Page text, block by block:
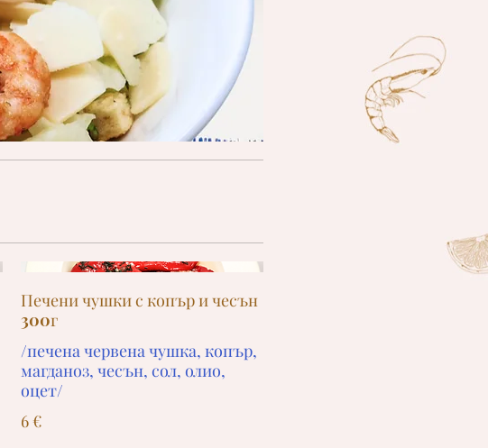
Печени чушки с копър и чесън
300г
/печена червена чушка, копър,
магданоз, чесън, сол, олио,
оцет/
6 €